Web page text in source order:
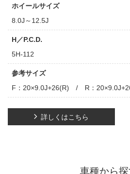
ホイールサイズ
8.0J～12.5J
H／P.C.D.
5H-112
参考サイズ
F：20×9.0J+26(R) / R：
詳しくはこちら
車種から